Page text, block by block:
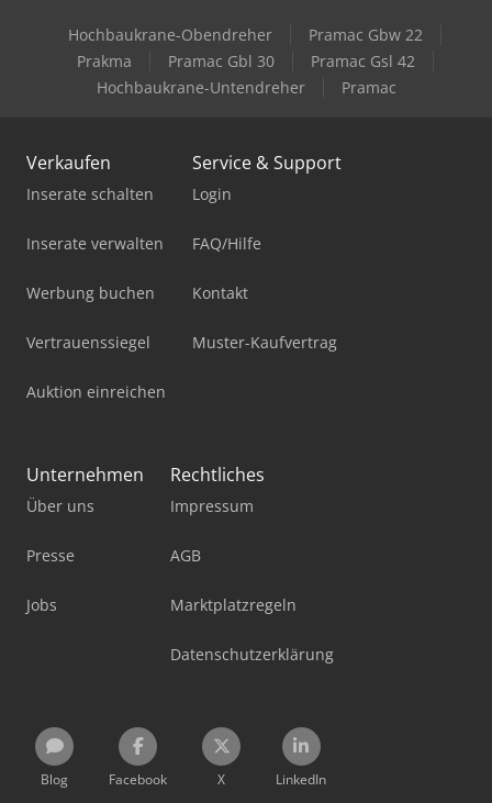
Hochbaukrane-Obendreher
Pramac Gbw 22
Prakma
Pramac Gbl 30
Pramac Gsl 42
Hochbaukrane-Untendreher
Pramac
Verkaufen
Inserate schalten
Inserate verwalten
Werbung buchen
Vertrauenssiegel
Auktion einreichen
Service & Support
Login
FAQ/Hilfe
Kontakt
Muster-Kaufvertrag
Unternehmen
Über uns
Presse
Jobs
Rechtliches
Impressum
AGB
Marktplatzregeln
Datenschutzerklärung
Blog Facebook X LinkedIn